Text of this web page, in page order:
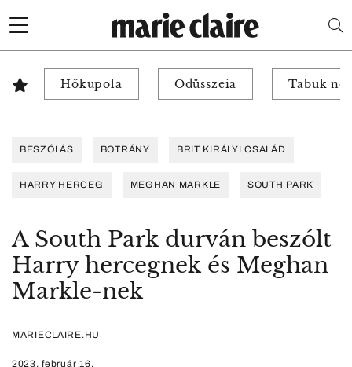
Hőkupola Odüsszeia Tabuk
BESZÓLÁS BOTRÁNY BRIT KIRÁLYI CSALÁD
HARRY HERCEG MEGHAN MARKLE SOUTH PARK
A South Park durván beszólt
Harry hercegnek és Meghan
Markle-nek
MARIECLAIRE.HU
2023. február 16.